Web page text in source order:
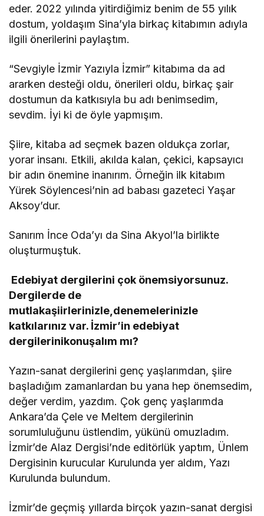
eder. 2022 yılında yitirdiğimiz benim de 55 yılık
dostum, yoldaşım Sina’yla birkaç kitabımın adıyla
ilgili önerilerini paylaştım.
“Sevgiyle İzmir Yazıyla İzmir” kitabıma da ad
ararken desteği oldu, önerileri oldu, birkaç şair
dostumun da katkısıyla bu adı benimsedim,
sevdim. İyi ki de öyle yapmışım.
Şiire, kitaba ad seçmek bazen oldukça zorlar,
yorar insanı. Etkili, akılda kalan, çekici, kapsayıcı
bir adın önemine inanırım. Örneğin ilk kitabım
Yürek Söylencesi’nin ad babası gazeteci Yaşar
Aksoy’dur.
Sanırım İnce Oda’yı da Sina Akyol’la birlikte
oluşturmuştuk.
Edebiyat dergilerini çok önemsiyorsunuz.
Dergilerde de
mutlakaşiirlerinizle,denemelerinizle
katkılarınız var. İzmir’in edebiyat
dergilerinikonuşalım mı?
Yazın-sanat dergilerini genç yaşlarımdan, şiire
başladığım zamanlardan bu yana hep önemsedim,
değer verdim, yazdım. Çok genç yaşlarımda
Ankara’da Çele ve Meltem dergilerinin
sorumluluğunu üstlendim, yükünü omuzladım.
İzmir’de Alaz Dergisi’nde editörlük yaptım, Ünlem
Dergisinin kurucular Kurulunda yer aldım, Yazı
Kurulunda bulundum.
İzmir’de geçmiş yıllarda birçok yazın-sanat dergisi